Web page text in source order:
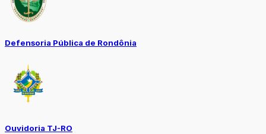
Defensoria Pública de Rondônia
Ouvidoria TJ-RO